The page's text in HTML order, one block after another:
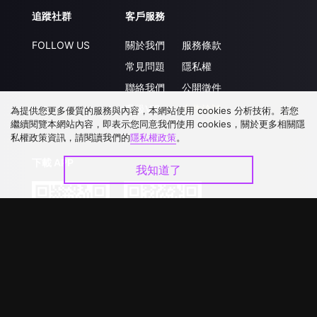
追蹤社群
FOLLOW US
客戶服務
關於我們
常見問題
聯絡我們
升級VIP
服務條款
隱私權
公開徵件
合作洽談
為提供您更多優質的服務與內容，本網站使用 cookies 分析技術。若您
繼續閱覽本網站內容，即表示您同意我們使用 cookies，關於更多相關隱
私權政策資訊，請閱讀我們的隱私權政策。
我知道了